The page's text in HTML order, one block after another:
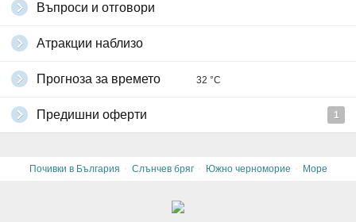
Въпроси и отговори
Атракции наблизо
Прогноза за времето 32 °C
Предишни оферти 1
Почивки в България · Слънчев бряг · Южно черноморие · Море